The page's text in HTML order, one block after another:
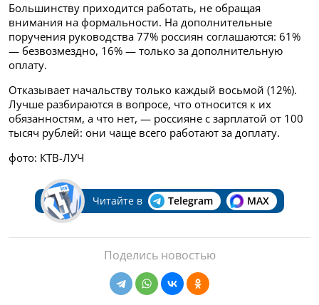
Большинству приходится работать, не обращая
внимания на формальности. На дополнительные
поручения руководства 77% россиян соглашаются: 61%
— безвозмездно, 16% — только за дополнительную
оплату.
Отказывает начальству только каждый восьмой (12%).
Лучше разбираются в вопросе, что относится к их
обязанностям, а что нет, — россияне с зарплатой от 100
тысяч рублей: они чаще всего работают за доплату.
фото: КТВ-ЛУЧ
Читайте в Telegram MAX
Поделись новостью